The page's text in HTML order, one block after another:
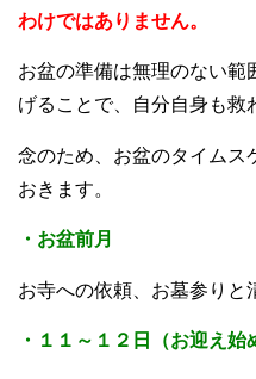
わけではありません。
お盆の準備は無理のない範
げることで、自分自身も救
念のため、お盆のタイムス
おきます。
・お盆前月
お寺への依頼、お墓参りと
・１１～１２日（お迎え始